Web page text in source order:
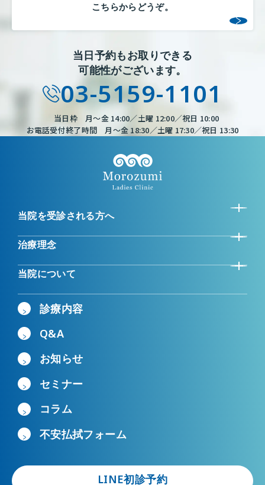
こちらからどうぞ。
当日予約もお取りできる
可能性がございます。
03-5159-1101
当日枠 月～金 14:00／土曜 12:00／祝日 10:00
お電話受付終了時間 月～金 18:30／土曜 17:30／祝日 13:30
当院を受診される方へ
治療理念
当院について
診療内容
Q&A
お知らせ
セミナー
コラム
不安払拭フォーム
LINE初診予約